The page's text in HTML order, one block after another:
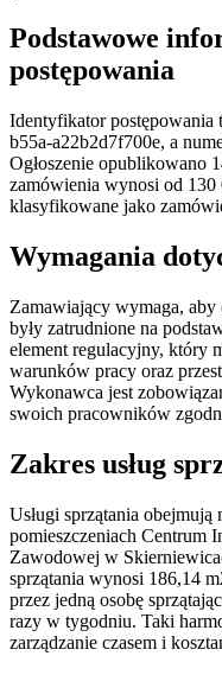
Podstawowe
postępowania
Identyfikator postępowania
b55a-a22b2d7f700e, a
Ogłoszenie opublikowano
zamówienia wynosi od 130
klasyfikowane jako
Wymagania
Zamawiający wymaga, aby
były zatrudnione na
element regulacyjny, który
warunków pracy oraz
Wykonawca jest
swoich pracowników
Zakres usług
Usługi sprzątania
pomieszczeniach Centrum
Zawodowej w
sprzątania wynosi 186,14
przez jedną osobę
razy w tygodniu. Taki
zarządzanie czasem i